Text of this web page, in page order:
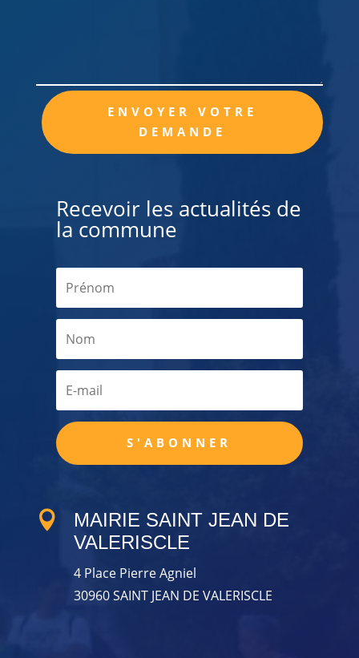
ENVOYER VOTRE
DEMANDE
Alternative:
Recevoir les actualités de
la commune
S'ABONNER

MAIRIE SAINT JEAN DE
VALERISCLE
4 Place Pierre Agniel
30960 SAINT JEAN DE VALERISCLE